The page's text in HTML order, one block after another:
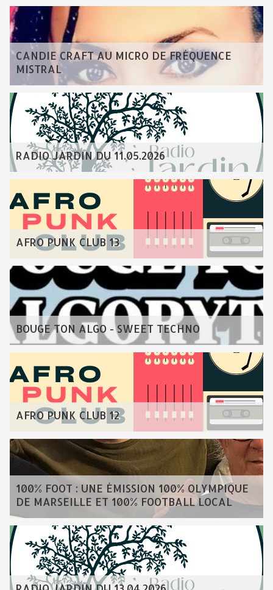
CANDIE CRAFT AU MICRO DE FRÉQUENCE
MISTRAL
RADIO JARDIN DU 11.05.2026
AFRO PUNK CLUB 13
BOUGE TON ALGO - SWEET TECHNO
AFRO PUNK CLUB 12
100% FOOT : UNE ÉMISSION 100% OLYMPIQUE
DE MARSEILLE ET 100% FOOTBALL LOCAL